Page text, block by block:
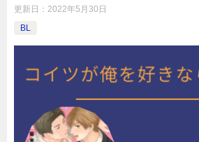
更新日： 2022年5月30日
BL